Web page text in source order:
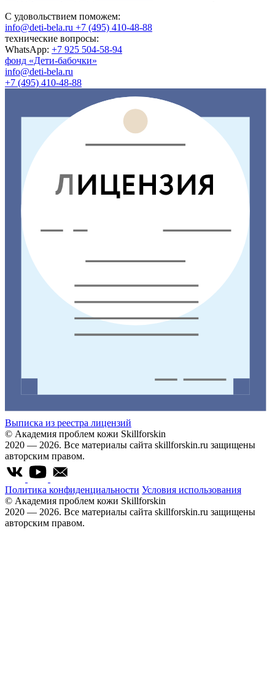
С удовольствием поможем:
info@deti-bela.ru +7 (495) 410-48-88
технические вопросы:
WhatsApp: +7 925 504-58-94
фонд «Дети-бабочки»
info@deti-bela.ru
+7 (495) 410-48-88
Выписка из реестра лицензий
© Академия проблем кожи Skillforskin
2020 — 2026. Все материалы сайта skillforskin.ru защищены
авторским правом.
Политика конфиденциальности Условия использования
© Академия проблем кожи Skillforskin
2020 — 2026. Все материалы сайта skillforskin.ru защищены
авторским правом.